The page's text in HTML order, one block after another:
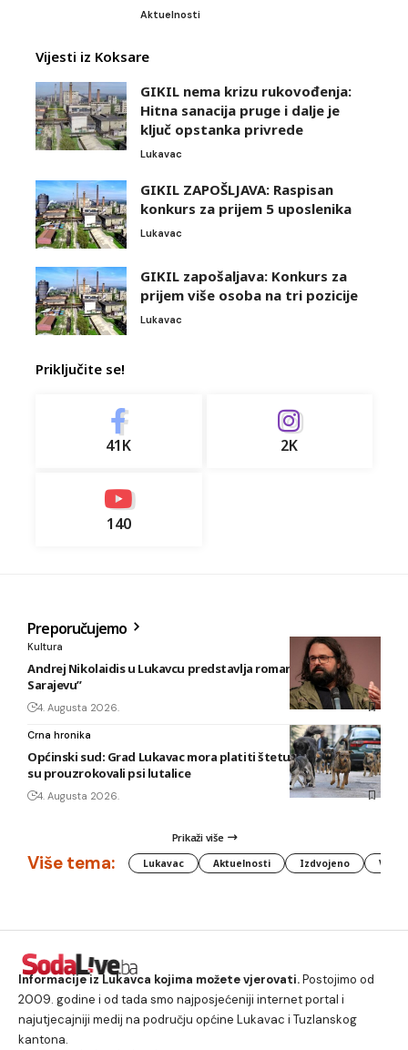
Aktuelnosti
Vijesti iz Koksare
GIKIL nema krizu rukovođenja:
Hitna sanacija pruge i dalje je
ključ opstanka privrede
Lukavac
GIKIL ZAPOŠLJAVA: Raspisan
konkurs za prijem 5 uposlenika
Lukavac
GIKIL zapošaljava: Konkurs za
prijem više osoba na tri pozicije
Lukavac
Priključite se!
41K 2K
140
Preporučujemo
Kultura
Andrej Nikolaidis u Lukavcu predstavlja roman “Safari u
Sarajevu”
4. Augusta 2026.
Crna hronika
Općinski sud: Grad Lukavac mora platiti štetu na vozilu koju
su prouzrokovali psi lutalice
4. Augusta 2026.
Prikaži više
Više tema: Lukavac Aktuelnosti Izdvojeno
Informacije iz Lukavca kojima možete vjerovati.Postojimo od
2009. godine i od tada smo najposjećeniji internet portal i
najutjecajniji medij na području općine Lukavac i Tuzlanskog
kantona.